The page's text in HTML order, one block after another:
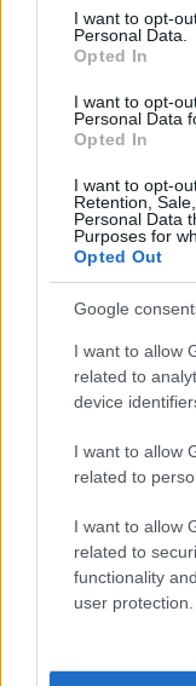
consent section.
I want to opt-
Personal Data.
Opted In
I want to opt-
Personal Data
Opted In
I want to opt-
Retention,
Personal Data
Purposes for
Opted Out
Google
I want to allow
related to
device
I want to allow
related to
I want to allow
related to
functionality
user protection.
Czołg robi
dziwnego, gdyż
armii, zaś
węglików
Rudego Janka i
myszy.
frazem
formy
węglikach
węglikom